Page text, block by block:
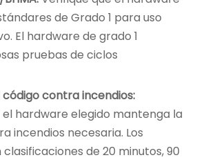
de Grado 1 para uso
El hardware de grado 1
pruebas de ciclos
contra incendios:
el hardware elegido mantenga la
incendios necesaria. Los
de 20 minutos, 90